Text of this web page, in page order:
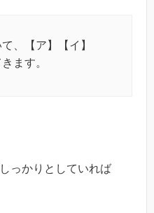
、【ア】【イ】
ます。
っかりとしていれば